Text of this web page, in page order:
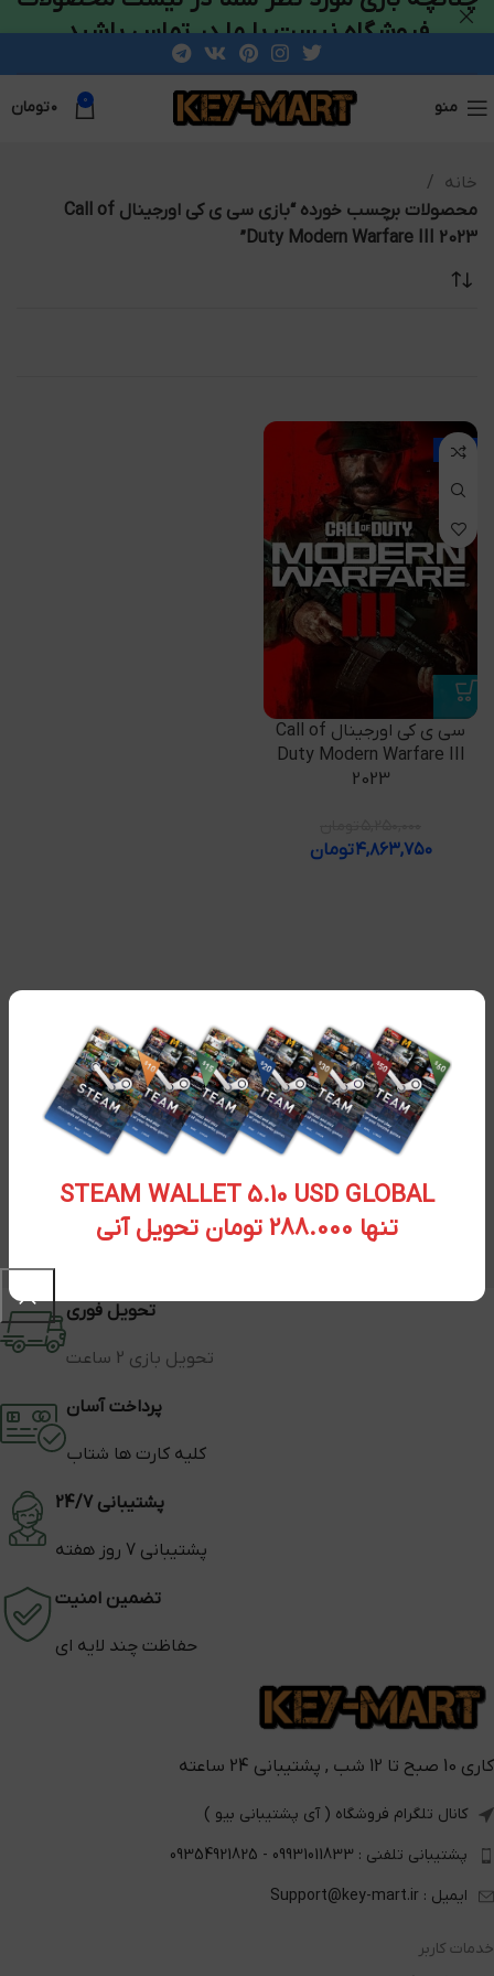
STEAM WALLET 5.10 USD GLOBAL
تنها 288.000 تومان تحویل آنی
منو 0 ۰تومان
خانه
محصولات برچسب خورده “بازی سی ی کی اورجینال Call of
Duty Modern Warfare III 2023”
-7%
سی ی کی اورجینال Call of
Duty Modern Warfare III
2023
۴,۸۶۳,۷۵۰تومان
تحویل فوری
تحویل بازی 2 ساعت
پرداخت آسان
کلیه کارت ها شتاب
پشتیبانی 24/7
پشتیبانی 7 روز هفته
تضمین امنیت
حفاظت چند لایه ای
کاری 10 صبح تا 12 شب , پشتیبانی 24 ساعته
کانال تلگرام فروشگاه ( آی پشتیبانی بیو )
پشتیبانی تلفنی : 09931011833 - 09354921825
ایمیل : Support@key-mart.ir
خدمات کاربر
فروشگاه نیست با ما در تماس باشید